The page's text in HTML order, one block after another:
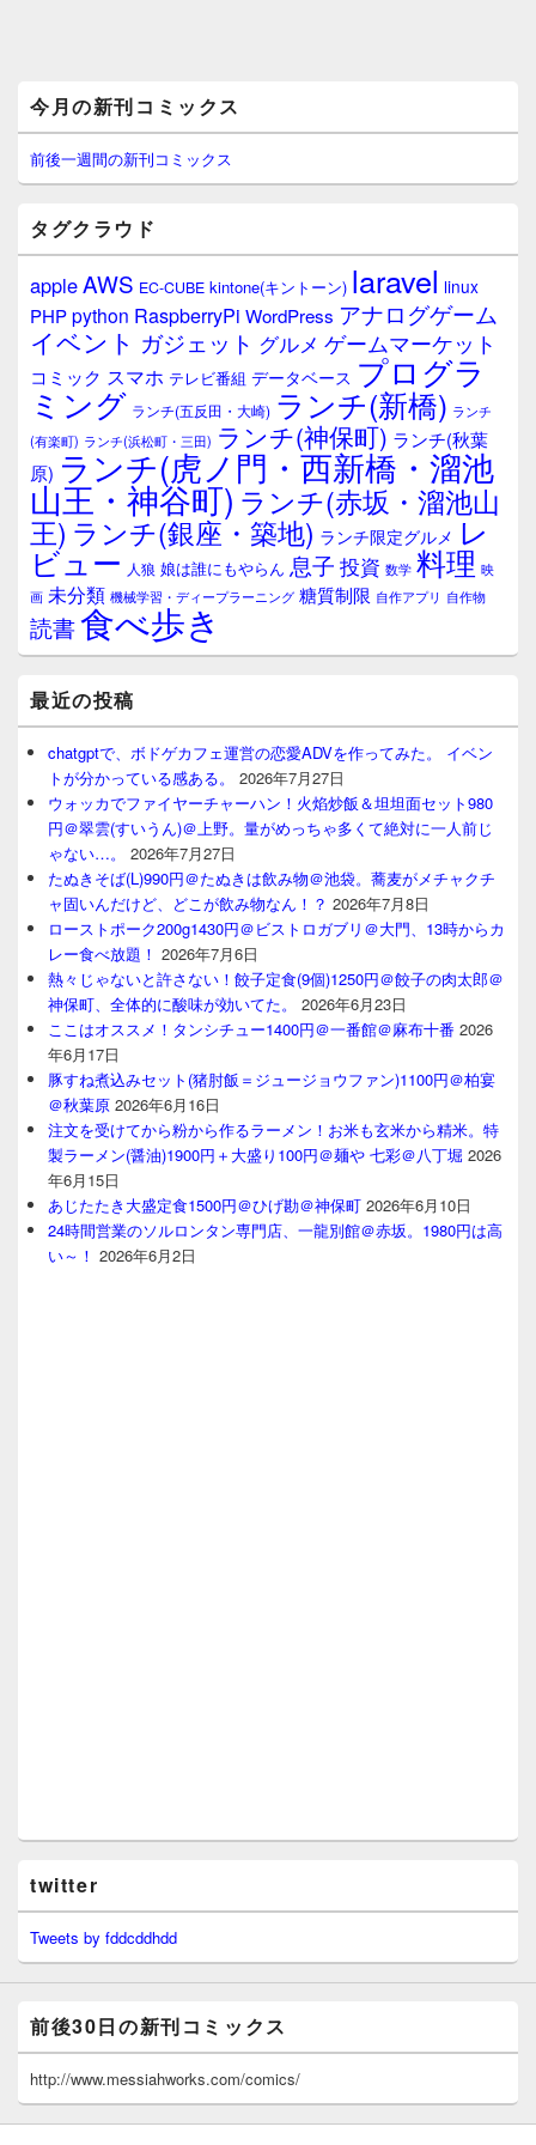
イ
ン
サ
イ
ウ
ィ
ジ
ェ
ア
今月の新刊コミックス
前後一週間の新刊コミックス
タグクラウド
appleAWS EC-CUBE kintone(キントーン) laravel linux
PHPpython RaspberryPi WordPress アナログゲーム
イベント ガジェット グルメ ゲームマーケット
コミック スマホ テレビ番組 データベース プログラ
ミング ランチ(五反田・大崎) ランチ(新橋) ランチ
(有楽町) ランチ(浜松町・三田) ランチ(神保町) ランチ(秋葉
原) ランチ(虎ノ門・西新橋・溜池
山王・神谷町) ランチ(赤坂・溜池山
王) ランチ(銀座・築地) ランチ限定グルメ レ
ビュー 人狼 娘は誰にもやらん 息子 投資 数学 料理 映
画 未分類 機械学習・ディープラーニング 糖質制限 自作アプリ 自作物
読書食べ歩き
最近の投稿
chatgptで、ボドゲカフェ運営の恋愛ADVを作ってみた。 イベン
トが分かっている感ある。
2026年7月27日
ウォッカでファイヤーチャーハン！火焰炒飯＆坦坦面セット980
円＠翠雲(すいうん)＠上野。量がめっちゃ多くて絶対に一人前じ
ゃない…。
2026年7月27日
たぬきそば(L)990円＠たぬきは飲み物＠池袋。蕎麦がメチャクチ
ャ固いんだけど、どこが飲み物なん！？ 2026年7月8日
ローストポーク200g1430円＠ビストロガブリ＠大門、13時からカ
レー食べ放題！ 2026年7月6日
熱々じゃないと許さない！餃子定食(9個)1250円＠餃子の肉太郎＠
神保町、全体的に酸味が効いてた。
2026年6月23日
ここはオススメ！タンシチュー1400円＠一番館＠麻布十番 2026
年6月17日
豚すね煮込みセット(猪肘飯＝ジュージョウファン)1100円＠柏宴
＠秋葉原 2026年6月16日
注文を受けてから粉から作るラーメン！お米も玄米から精米。特
製ラーメン(醤油)1900円＋大盛り100円＠麺や 七彩＠八丁堀 2026
年6月15日
あじたたき大盛定食1500円＠ひげ勘＠神保町 2026年6月10日
24時間営業のソルロンタン専門店、一龍別館＠赤坂。1980円は高
い～！ 2026年6月2日
twitter
Tweets by fddcddhdd
前後30日の新刊コミックス
http://www.messiahworks.com/comics/